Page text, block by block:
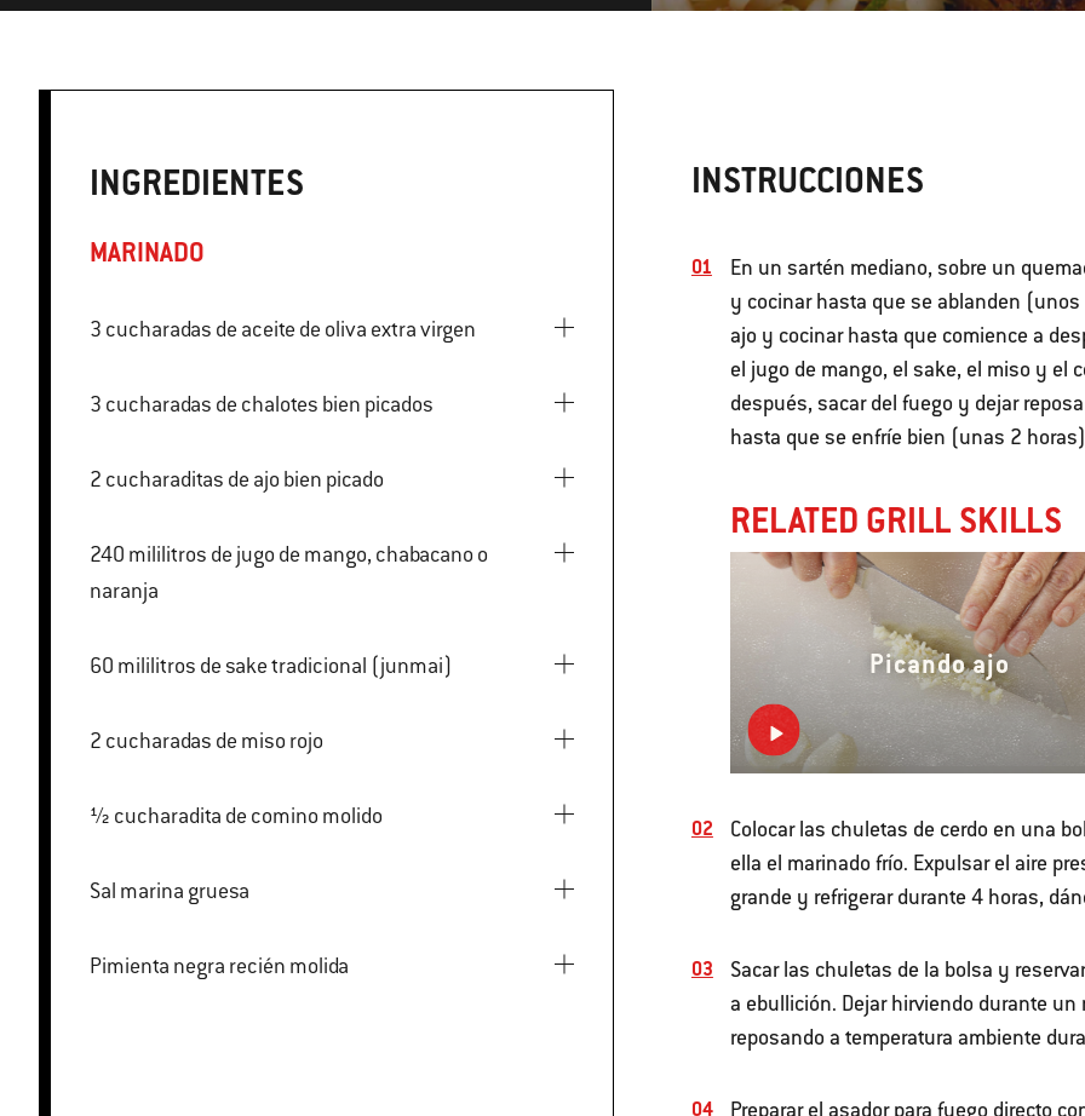
INGREDIENTES
MARINADO
3 cucharadas de aceite de oliva extra virgen
3 cucharadas de chalotes bien picados
2 cucharaditas de ajo bien picado
240 mililitros de jugo de mango, chabacano o
naranja
60 mililitros de sake tradicional (junmai)
2 cucharadas de miso rojo
½ cucharadita de comino molido
Sal marina gruesa
Pimienta negra recién molida
INSTRUCCIONES
En un sartén mediano, sobre un
y cocinar hasta que se ablanden
ajo y cocinar hasta que comience a
el jugo de mango, el sake, el miso y el
después, sacar del fuego y dejar
hasta que se enfríe bien (unas 2
RELATED GRILL SKILLS
Picando ajo
Colocar las chuletas de cerdo en una
ella el marinado frío. Expulsar el aire
grande y refrigerar durante 4 horas,
Sacar las chuletas de la bolsa y
a ebullición. Dejar hirviendo durante
reposando a temperatura ambiente
Preparar el asador para fuego directo